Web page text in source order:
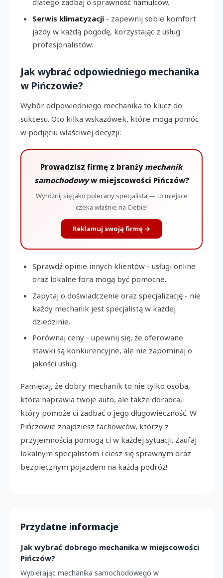
dlatego zadbaj o sprawność hamulców.
Serwis klimatyzacji - zapewnij sobie komfort
jazdy w każdą pogodę, korzystając z usług
profesjonalistów.
Jak wybrać odpowiedniego mechanika
w Pińczowie?
Wybór odpowiedniego mechanika to klucz do
sukcesu. Oto kilka wskazówek, które mogą pomóc
w podjęciu właściwej decyzji:
Prowadzisz firmę z branży mechanik
samochodowyw miejscowości Pińczów?
Wyróżnij się jako polecany specjalista — to miejsce
czeka właśnie na Ciebie!
Reklamuj swoją firmę →
Sprawdź opinie innych klientów - usługi online
oraz lokalne fora mogą być pomocne.
Zapytaj o doświadczenie oraz specjalizację - nie
każdy mechanik jest specjalistą w każdej
dziedzinie.
Porównaj ceny - upewnij się, że oferowane
stawki są konkurencyjne, ale nie zapominaj o
jakości usług.
Pamiętaj, że dobry mechanik to nie tylko osoba,
która naprawia twoje auto, ale także doradca,
który pomoże ci zadbać o jego długowieczność. W
Pińczowie znajdziesz fachowców, którzy z
przyjemnością pomogą ci w każdej sytuacji. Zaufaj
lokalnym specjalistom i ciesz się sprawnym oraz
bezpiecznym pojazdem na każdą podróż!
Przydatne informacje
Jak wybrać dobrego mechanika w miejscowości
Pińczów?
Wybierając mechanika samochodowego w